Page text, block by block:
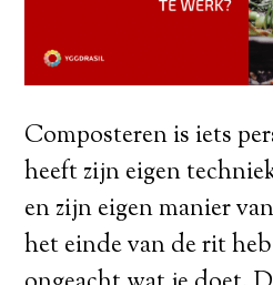
Composteren is iets
heeft zijn eigen
en zijn eigen manier
het einde van de rit